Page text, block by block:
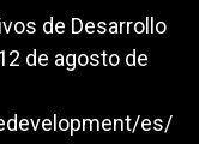
de Desarrollo
de agosto de
es/